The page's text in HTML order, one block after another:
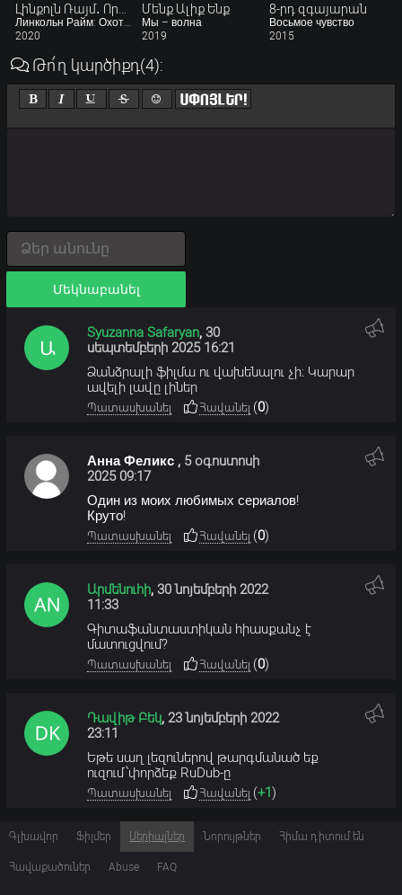
2020
Մենք Ալիք Ենք
Мы – волна
2019
8-րդ զգայարան
Восьмое чувство
2015
Թո՛ղ կարծիքդ(4):
Մեկնաբանել
Syuzanna Safaryan, 30
սեպտեմբերի 2025 16:21
Պատասխանել Հավանել (0)
Ձանձրալի ֆիլմա ու վախենալու չի։ Կարար
ավելի լավը լիներ
Анна Феликс , 5 օգոստոսի
2025 09:17
Պատասխանել Հավանել (0)
Один из моих любимых сериалов!
Круто!
Արմենուհի, 30 նոյեմբերի 2022
11:33
Պատասխանել Հավանել (0)
Գիտաֆանտաստիկան հիասքանչ է
մատուցվում?
Դավիթ Բեկ, 23 նոյեմբերի 2022
23:11
Պատասխանել Հավանել (+1)
Եթե սաղ լեզուներով թարգմանած եք
ուզում՝փորձեք RuDub-ը
Գլխավոր Ֆիլմեր Սերիալներ Նորույթներ Հիմա դիտում են
Հավաքածուներ Abuse FAQ